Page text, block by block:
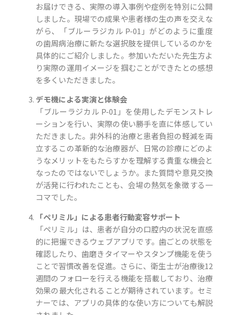
お届けできる、実際の導入事例や症例を特別に公開
しました。現場での成果や患者様の生の声を交えな
がら、「ブルーラジカル P-01」がどのように重度
の歯周病治療に新たな選択肢を提供しているのかを
具体的にご紹介しました。参加いただいた先生方よ
り実際の運用イメージを掴むことができたとの感想
を多くいただきました。
デモ機による実演と体験会
「ブルーラジカル P-01」を使用したデモンストレ
ーションを行い、実際の使い勝手を直に体感してい
ただきました。非外科的治療と患者負担の軽減を両
立するこの革新的な治療器が、日常の診療にどのよ
うなメリットをもたらすかを理解する貴重な機会と
なったのではないでしょうか。また質問や意見交換
が活発に行われたことも、会場の熱気を象徴する一
コマでした。
「ペリミル」による患者行動変容サポート
「ペリミル」は、患者が自分の口腔内の状況を直感
的に把握できるウェブアプリです。歯ごとの状態を
確認したり、歯磨きタイマーやスタンプ機能を使う
ことで習慣改善を促進。さらに、衛生士が治療後12
週間のフォローを行える機能を搭載しており、治療
効果の最大化されることが期待されています。セミ
ナーでは、アプリの具体的な使い方についても解説